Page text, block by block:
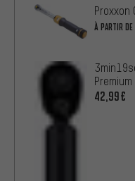
Proxxon
À PARTIR DE
Premium
42,99€